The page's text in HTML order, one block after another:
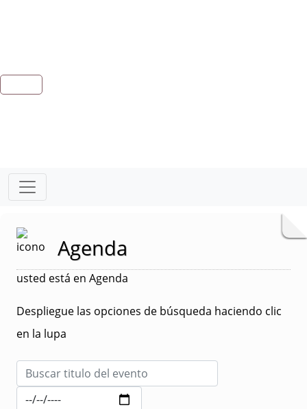
Agenda
usted está en Agenda
Despliegue las opciones de búsqueda haciendo clic
en la lupa